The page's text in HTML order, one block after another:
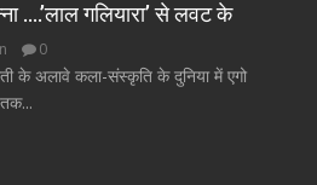
….’लाल गलियारा’ से लवट के
0
के अलावे कला-संस्कृति के दुनिया में एगो